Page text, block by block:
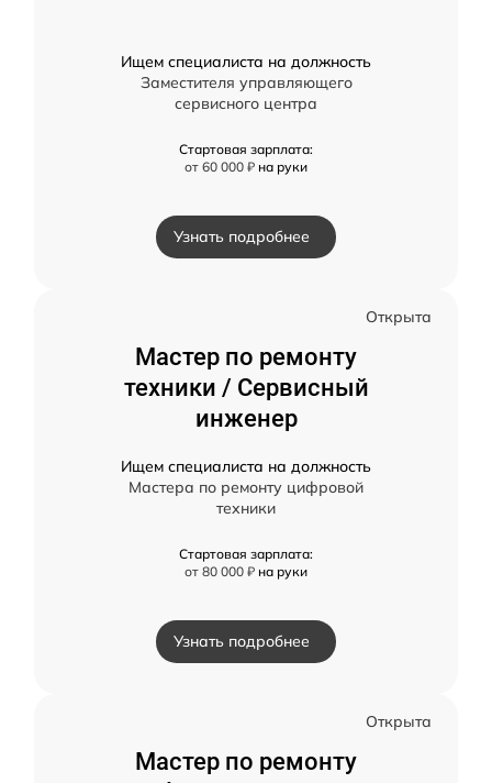
Ищем специалиста на должность
Заместителя управляющего
сервисного центра
Стартовая зарплата:
от 60 000 ₽ на руки
Узнать подробнее
Открыта
Мастер по ремонту
техники / Сервисный
инженер
Ищем специалиста на должность
Мастера по ремонту цифровой
техники
Стартовая зарплата:
от 80 000 ₽ на руки
Узнать подробнее
Открыта
Мастер по ремонту